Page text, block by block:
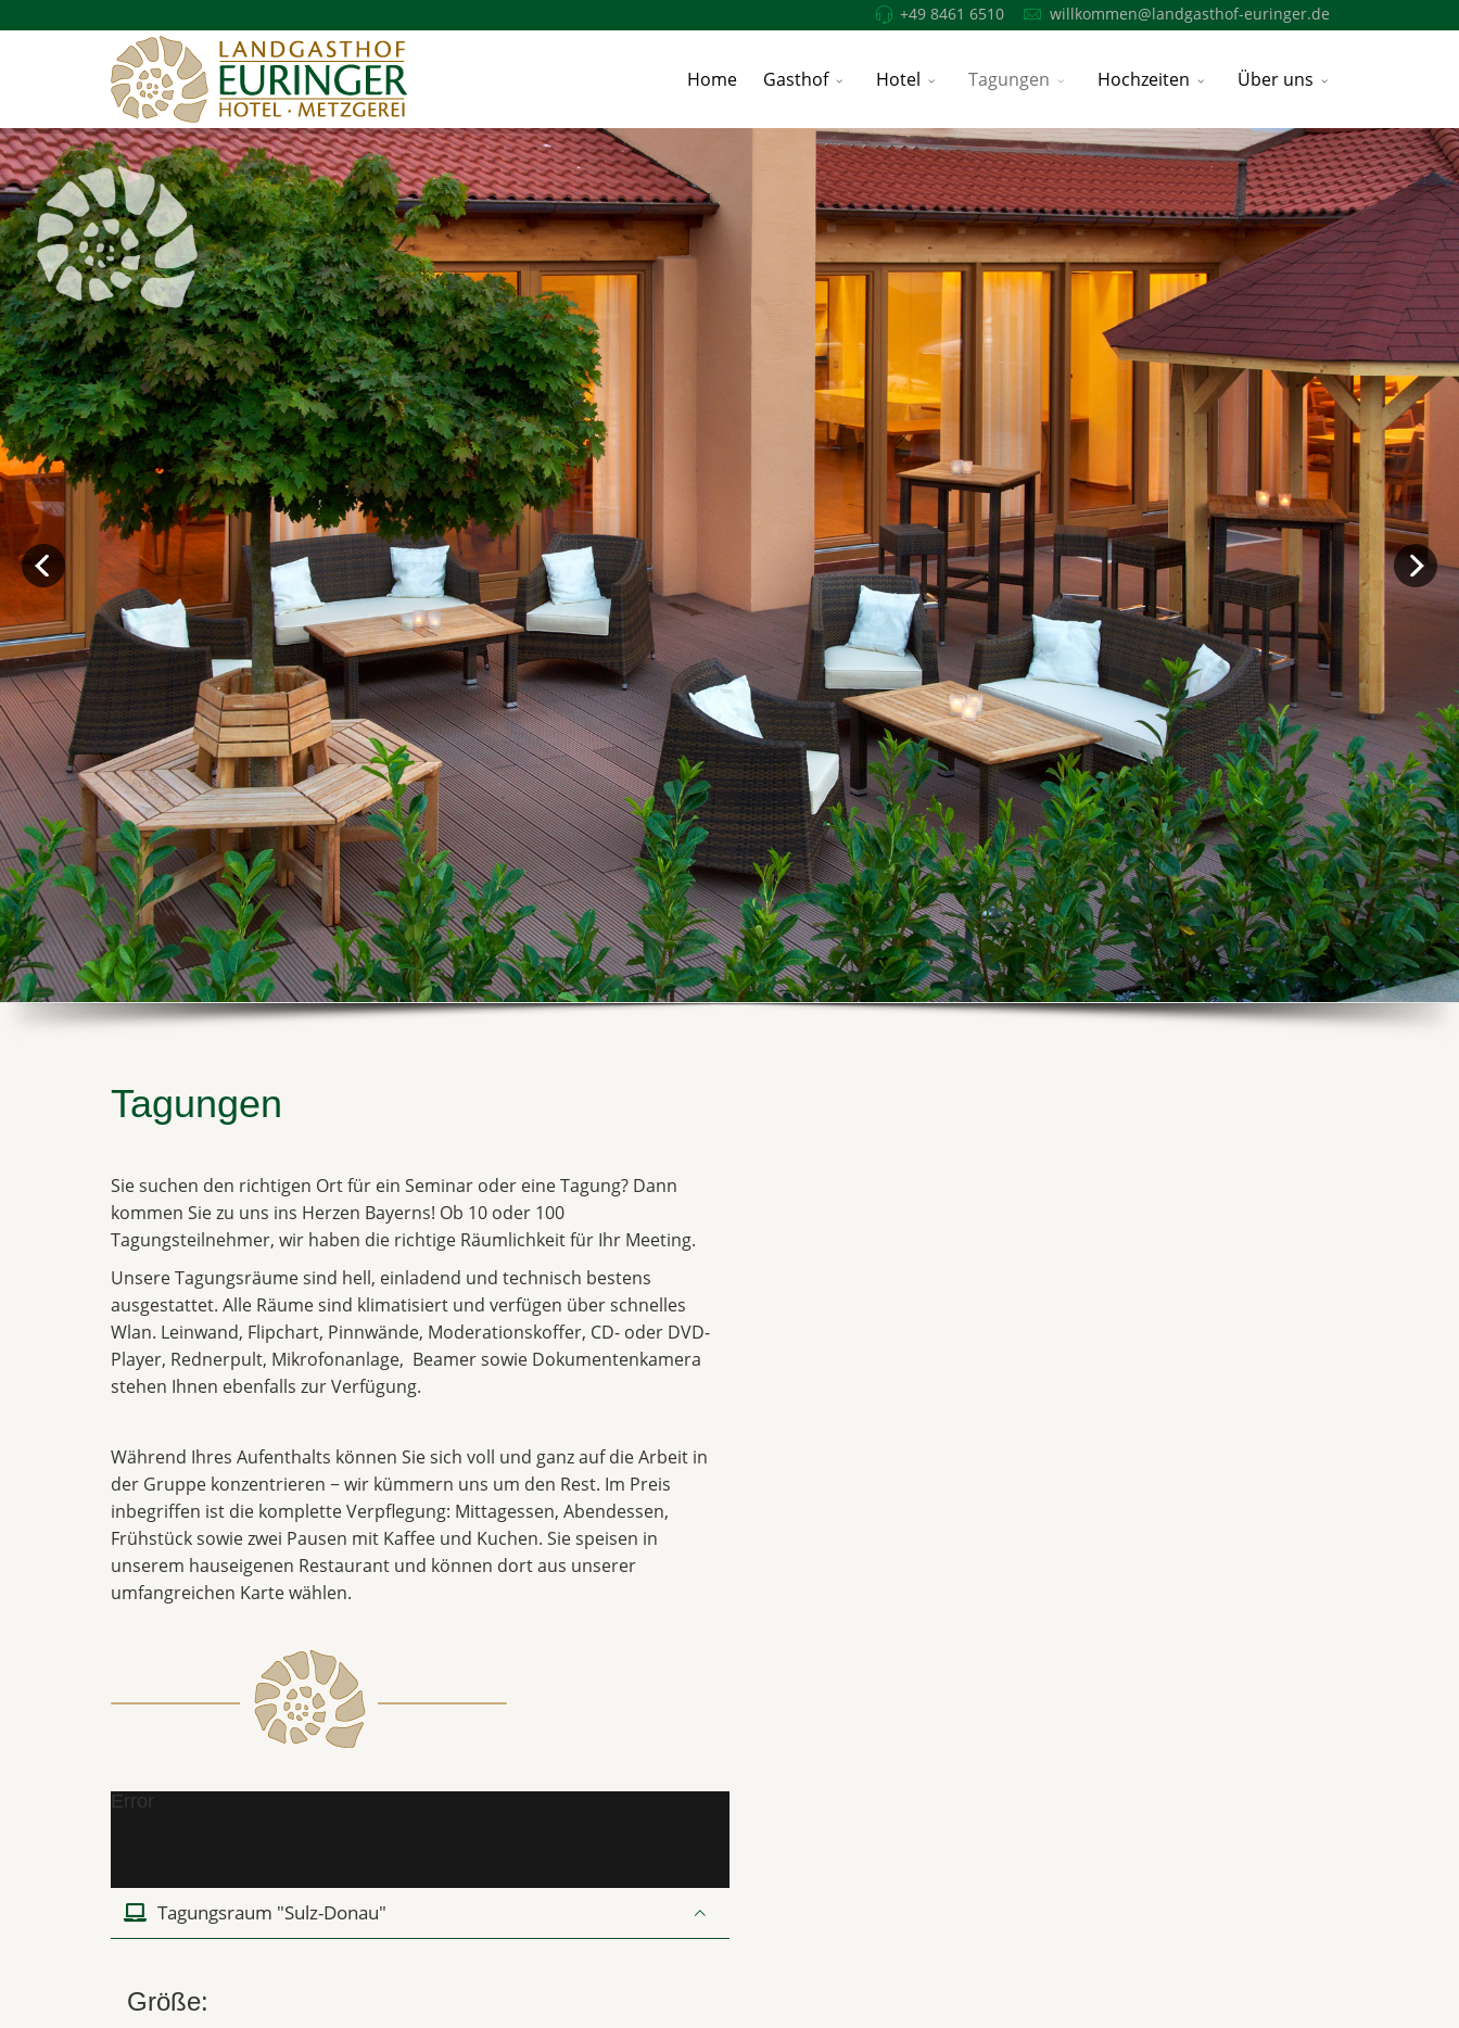
+49 8461 6510 willkommen@landgasthof-euringer.de
Home Gasthof Hotel Tagungen Hochzeiten Über uns
Tagungen
Sie suchen den richtigen Ort für ein Seminar oder eine Tagung? Dann
kommen Sie zu uns ins Herzen Bayerns! Ob 10 oder 100
Tagungsteilnehmer, wir haben die richtige Räumlichkeit für Ihr Meeting.
Unsere Tagungsräume sind hell, einladend und technisch bestens
ausgestattet. Alle Räume sind klimatisiert und verfügen über schnelles
Wlan. Leinwand, Flipchart, Pinnwände, Moderationskoffer, CD- oder DVD-
Player, Rednerpult, Mikrofonanlage, Beamer sowie Dokumentenkamera
stehen Ihnen ebenfalls zur Verfügung.
Während Ihres Aufenthalts können Sie sich voll und ganz auf die Arbeit in
der Gruppe konzentrieren − wir kümmern uns um den Rest. Im Preis
inbegriffen ist die komplette Verpflegung: Mittagessen, Abendessen,
Frühstück sowie zwei Pausen mit Kaffee und Kuchen. Sie speisen in
unserem hauseigenen Restaurant und können dort aus unserer
umfangreichen Karte wählen.
Error
Tagungsraum "Sulz-Donau"
Größe: